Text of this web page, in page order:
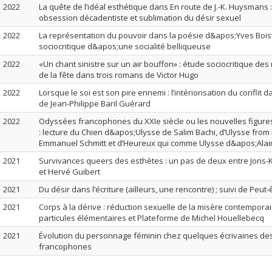
2022
La quête de l’idéal esthétique dans En route de J.-K. Huysmans
obsession décadentiste et sublimation du désir sexuel
2022
La représentation du pouvoir dans la poésie d&apos;Yves
sociocritique d&apos;une socialité belliqueuse
2022
«Un chant sinistre sur un air bouffon» : étude sociocritique
de la fête dans trois romans de Victor Hugo
2022
Lorsque le soi est son pire ennemi : l’intériorisation du conflit
de Jean-Philippe Baril Guérard
2022
Odyssées francophones du XXIe siècle ou les nouvelles
: lecture du Chien d&apos;Ulysse de Salim Bachi, d’Ulysse from
Emmanuel Schmitt et d’Heureux qui comme Ulysse
2021
Survivances queers des esthètes : un pas de deux entre Joris-
et Hervé Guibert
2021
Du désir dans l’écriture (ailleurs, une rencontre) ; suivi de
2021
Corps à la dérive : réduction sexuelle de la misère
particules élémentaires et Plateforme de Michel Houellebecq
2021
Évolution du personnage féminin chez quelques écrivaines
francophones